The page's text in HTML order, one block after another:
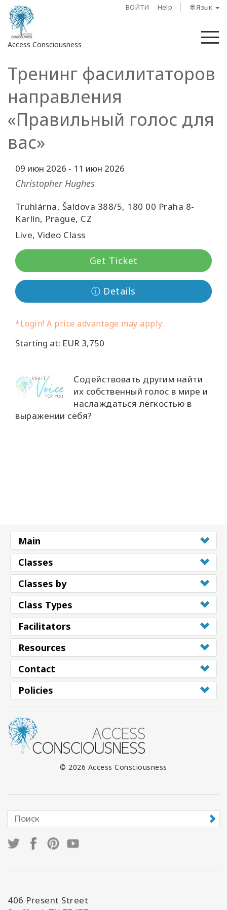
ВОЙТИ Help 🌐 Язык
Access Consciousness
Войти
в
свою
учетную
запись
О
Access
Регионы
Фасилитаторы
Shop
More
Тренинг фасилитаторов
направления
«Правильный голос для
вас»
09 июн 2026 - 11 июн 2026
Christopher Hughes
Truhlárna, Šaldova 388/5, 180 00 Praha 8-
Karlín, Prague, CZ
Live, Video Class
Get Ticket
ⓘ Details
*Login! A price advantage may apply.
Starting at: EUR 3,750
Содействовать другим найти
их собственный голос в мире и
наслаждаться лёгкостью в
выражении себя?
Main
Classes
Classes by
Class Types
Facilitators
Resources
Contact
Policies
© 2026 Access Consciousness
406 Present Street